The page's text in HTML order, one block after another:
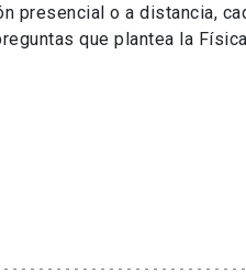
presencial o a distancia,
que plantea la